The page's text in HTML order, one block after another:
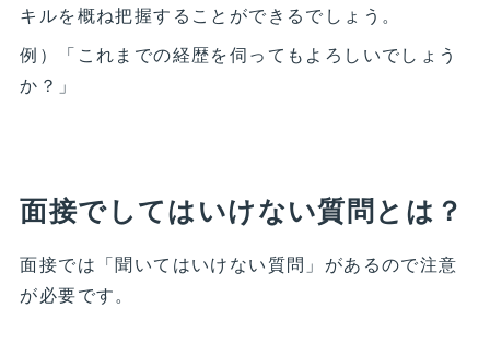
キルを概ね把握することができるでしょう。
例）「これまでの経歴を伺ってもよろしいでしょう
か？」
面接でしてはいけない質問とは？
面接では「聞いてはいけない質問」があるので注意
が必要です。